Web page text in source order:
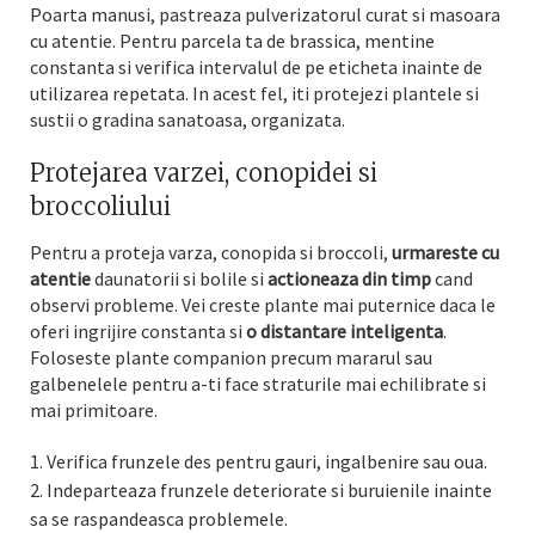
Poarta manusi, pastreaza pulverizatorul curat si masoara
cu atentie. Pentru parcela ta de brassica, mentine
constanta si verifica intervalul de pe eticheta inainte de
utilizarea repetata. In acest fel, iti protejezi plantele si
sustii o gradina sanatoasa, organizata.
Protejarea varzei, conopidei si
broccoliului
Pentru a proteja varza, conopida si broccoli, urmareste cu
atentiedaunatorii si bolile si actioneaza din timpcand
observi probleme. Vei creste plante mai puternice daca le
oferi ingrijire constanta si o distantare inteligenta.
Foloseste plante companion precum mararul sau
galbenelele pentru a-ti face straturile mai echilibrate si
mai primitoare.
Verifica frunzele des pentru gauri, ingalbenire sau oua.
Indeparteaza frunzele deteriorate si buruienile inainte
sa se raspandeasca problemele.